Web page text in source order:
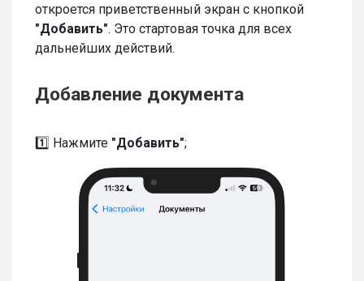
откроется приветственный экран с кнопкой
"Добавить". Это стартовая точка для всех
дальнейших действий.
Добавление документа
1️⃣ Нажмите "Добавить";